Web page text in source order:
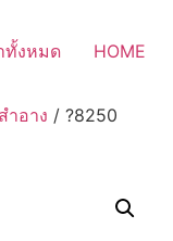
ทั้งหมด HOME
ำอาง / ?8250